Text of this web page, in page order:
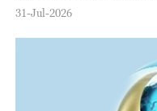
31-Jul-2026